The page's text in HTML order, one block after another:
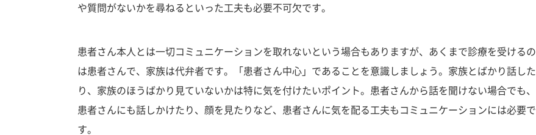
や質問がないかを尋ねるといった工夫も必要不可欠です。
患者さん本人とは一切コミュニケーションを取れないという場合もありますが、あくまで診療を受けるの
は患者さんで、家族は代弁者です。「患者さん中心」であることを意識しましょう。家族とばかり話した
り、家族のほうばかり見ていないかは特に気を付けたいポイント。患者さんから話を聞けない場合でも、
患者さんにも話しかけたり、顔を見たりなど、患者さんに気を配る工夫もコミュニケーションには必要で
す。